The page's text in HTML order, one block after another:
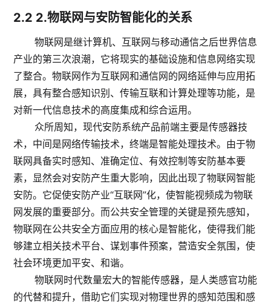
2.2 2.物联网与安防智能化的关系
物联网是继计算机、互联网与移动通信之后世界信息
产业的第三次浪潮，它将现实的基础设施和信息网络实现
了整合。物联网作为互联网和通信网的网络延伸与应用拓
展，具有整合感知识别、传输互联和计算处理等功能，是
对新一代信息技术的高度集成和综合运用。
众所周知，现代安防系统产品前端主要是传感器技
术，中间是网络传输技术，终端是智能处理技术。由于物
联网具备实时感知、准确定位、有效控制等安防基本要
素，显然会对安防产生重大影响，因此出现了物联网智能
安防。它促使安防产业“互联网”化，使智能视频成为物联
网发展的重要部分。而公共安全管理的关键是预先感知，
物联网在公共安全方面应用的核心是智能化，使得我们能
够建立相关技术平台、谋划事件预案，营造安全氛围，使
社会环境更加平安、和谐。
物联网时代数量宏大的智能传感器，是人类感官功能
的代替和提升，借助它们实现对物理世界的感知范围和感